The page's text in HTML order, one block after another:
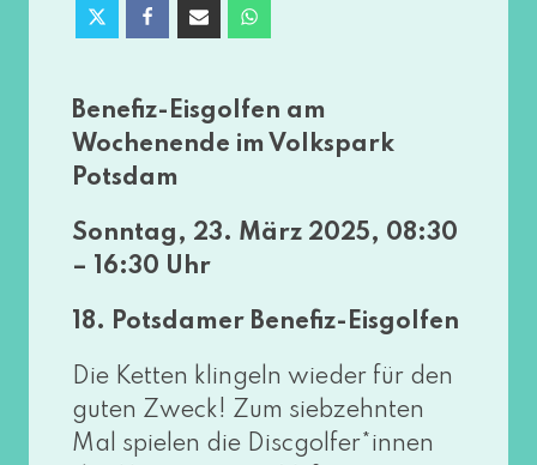
Benefiz-Eisgolfen am
Wochenende im Volkspark
Potsdam
Sonntag, 23. März 2025, 08:30
– 16:30 Uhr
18. Potsdamer Benefiz-Eisgolfen
Die Ketten klin­geln wie­der für den
guten Zweck! Zum sieb­zehn­ten
Mal spie­len die Discgolfer*innen